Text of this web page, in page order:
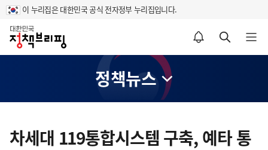
이 누리집은 대한민국 공식 전자정부 누리집입니다.
홈
알림설정 바로가기 검색 바로가기 메뉴 열기
정책뉴스
텐차세대 119통합시스템 구축, 예타 통